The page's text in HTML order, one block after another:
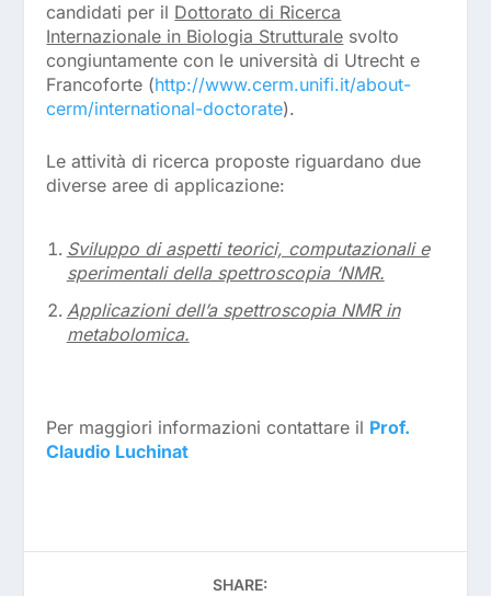
candidati per il Dottorato di Ricerca
Internazionale in Biologia Strutturale svolto
congiuntamente con le università di Utrecht e
Francoforte (http://www.cerm.unifi.it/about-
cerm/international-doctorate).
Le attività di ricerca proposte riguardano due
diverse aree di applicazione:
Sviluppo di aspetti teorici, computazionali e
sperimentali della spettroscopia ‘NMR.
Applicazioni dell’a spettroscopia NMR in
metabolomica.
Per maggiori informazioni contattare il Prof.
Claudio Luchinat
SHARE: